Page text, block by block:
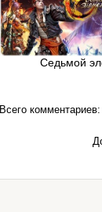
Седьмой
Всего комментариев: